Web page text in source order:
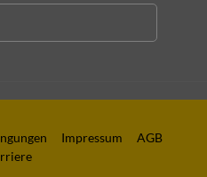
Impressum
AGB